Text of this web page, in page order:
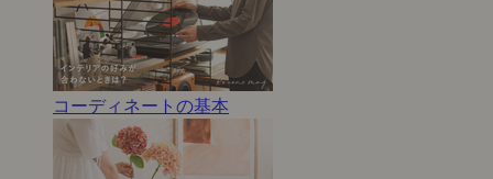
コーディネートの基本